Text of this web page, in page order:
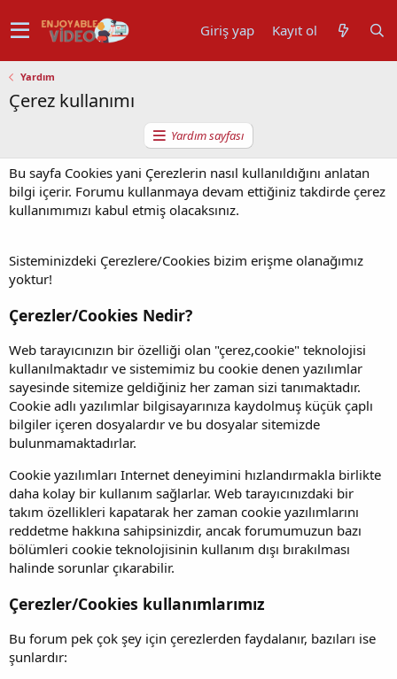
Giriş yap Kayıt ol
Yardım
Çerez kullanımı
Yardım sayfası
Bu sayfa Cookies yani Çerezlerin nasıl kullanıldığını anlatan
bilgi içerir. Forumu kullanmaya devam ettiğiniz takdirde çerez
kullanımımızı kabul etmiş olacaksınız.
Sisteminizdeki Çerezlere/Cookies bizim erişme olanağımız
yoktur!
Çerezler/Cookies Nedir?
Web tarayıcınızın bir özelliği olan "çerez,cookie" teknolojisi
kullanılmaktadır ve sistemimiz bu cookie denen yazılımlar
sayesinde sitemize geldiğiniz her zaman sizi tanımaktadır.
Cookie adlı yazılımlar bilgisayarınıza kaydolmuş küçük çaplı
bilgiler içeren dosyalardır ve bu dosyalar sitemizde
bulunmamaktadırlar.
Cookie yazılımları Internet deneyimini hızlandırmakla birlikte
daha kolay bir kullanım sağlarlar. Web tarayıcınızdaki bir
takım özellikleri kapatarak her zaman cookie yazılımlarını
reddetme hakkına sahipsinizdir, ancak forumumuzun bazı
bölümleri cookie teknolojisinin kullanım dışı bırakılması
halinde sorunlar çıkarabilir.
Çerezler/Cookies kullanımlarımız
Bu forum pek çok şey için çerezlerden faydalanır, bazıları ise
şunlardır: